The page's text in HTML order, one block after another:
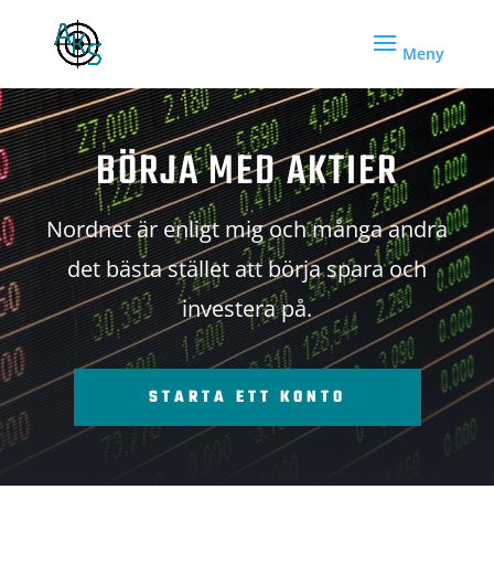
BÖRJA MED AKTIER
Nordnet är enligt mig och många andra
det bästa stället att börja spara och
investera på.
STARTA ETT KONTO